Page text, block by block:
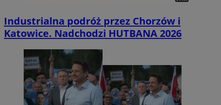
Industrialna podróż przez Chorzów i
Katowice. Nadchodzi HUTBANA 2026